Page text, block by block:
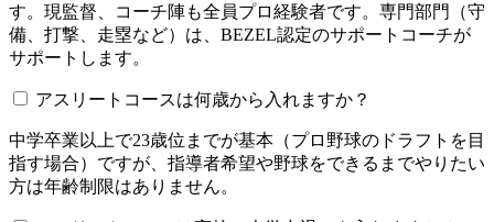
す。現監督、コーチ陣も全員プロ経験者です。専門部門（守
備、打撃、走塁など）は、BEZEL認定のサポートコーチが
サポートします。
アスリートコースは何歳から入れますか？
中学卒業以上で23歳位までが基本（プロ野球のドラフトを目
指す場合）ですが、指導者希望や野球をできるまでやりたい
方は年齢制限はありません。